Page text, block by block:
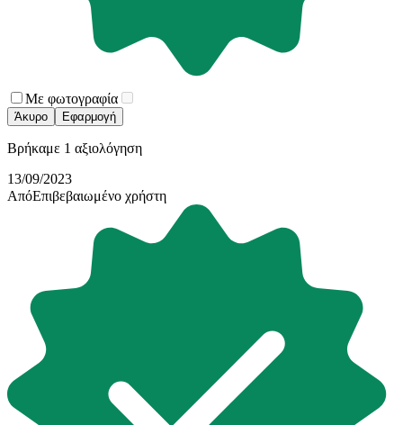
μας και την ανάπτυξη προϊόντων. Επίσης, κοινοποιούμε
πληροφορίες σχετικά με την από μέρους σας χρήση της
τοποθεσίας μας στους συνεργάτες μέσων κοινωνικής
δικτύωσης, διαφημίσεων και ανάλυσης.
Με φωτογραφία
Άκυρο Εφαρμογή
Βρήκαμε 1 αξιολόγηση
13/09/2023
ΑπόΕπιβεβαιωμένο χρήστη